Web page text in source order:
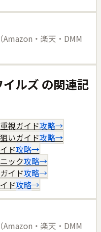
・楽天・DMM
ルズの関連記
視ガイド攻略→
いガイド攻略→
ド攻略→
ック攻略→
イド攻略→
ド攻略→
・楽天・DMM